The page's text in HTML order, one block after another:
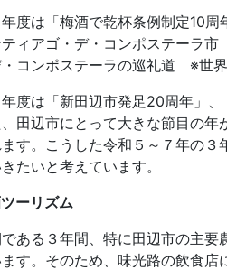
度は「梅酒で乾杯条例制定10周
ティアゴ・デ・コンポステーラ
コンポステーラの巡礼道 ※世界
度は「新田辺市発足20周年」
田辺市にとって大きな節目の
す。こうした令和５～７年の
たいと考えています。
ーリズム
ある３年間、特に田辺市の主
ます。そのため、味光路の飲食